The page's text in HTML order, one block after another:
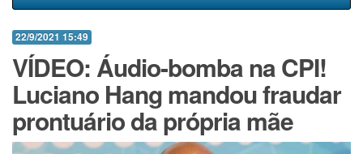
22/9/2021 15:49
VÍDEO: Áudio-bomba na CPI!
Luciano Hang mandou fraudar
prontuário da própria mãe